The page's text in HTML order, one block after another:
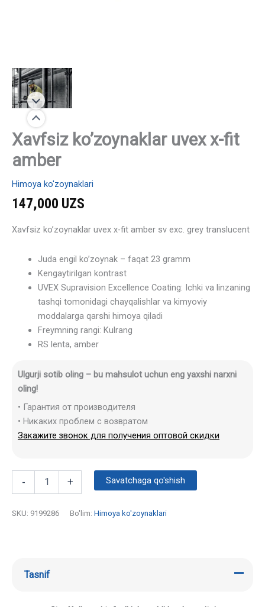
Xavfsiz ko’zoynaklar uvex x-fit
amber
Himoya ko'zoynaklari
147,000 UZS
Xavfsiz ko’zoynaklar uvex x-fit amber sv exc. grey translucent
Juda engil ko’zoynak – faqat 23 gramm
Kengaytirilgan kontrast
UVEX Supravision Excellence Coating: Ichki va linzaning
tashqi tomonidagi chayqalishlar va kimyoviy
moddalarga qarshi himoya qiladi
Freymning rangi: Kulrang
RS lenta, amber
Ulgurji sotib oling – bu mahsulot uchun eng yaxshi narxni
oling!
• Гарантия от производителя
• Никаких проблем с возвратом
Закажите звонок для получения оптовой скидки
- + Savatchaga qo'shish
SKU: 9199286 Bo'lim: Himoya ko'zoynaklari
Tasnif